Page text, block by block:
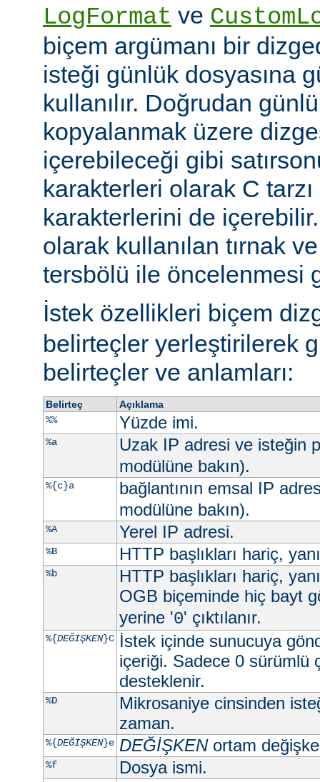
LogFormat ve
biçem argümanı bir
isteği günlük dosyasına
kullanılır. Doğrudan
kopyalanmak üzere
içerebileceği gibi
karakterleri olarak C
karakterlerini de
olarak kullanılan tırnak
tersbölü ile öncelenmesi
İstek özellikleri biçem
belirteçler yerleştirilerek
belirteçler ve anlamları:
Belirteç
Açıklama
%%
Yüzde imi.
%a
Uzak IP adresi ve isteğin
modülüne bakın).
%{c}a
bağlantının emsal IP
modülüne bakın).
%A Yerel IP adresi.
%B HTTP başlıkları hariç,
%b
HTTP başlıkları hariç,
OGB biçeminde hiç bayt
yerine '0' çıktılanır.
%{DEĞİŞKEN}C İstek içinde sunucuya
içeriği. Sadece 0 sürümlü
desteklenir.
%D
Mikrosaniye cinsinden
zaman.
%{DEĞİŞKEN}e DEĞİŞKENortam
%f Dosya ismi.